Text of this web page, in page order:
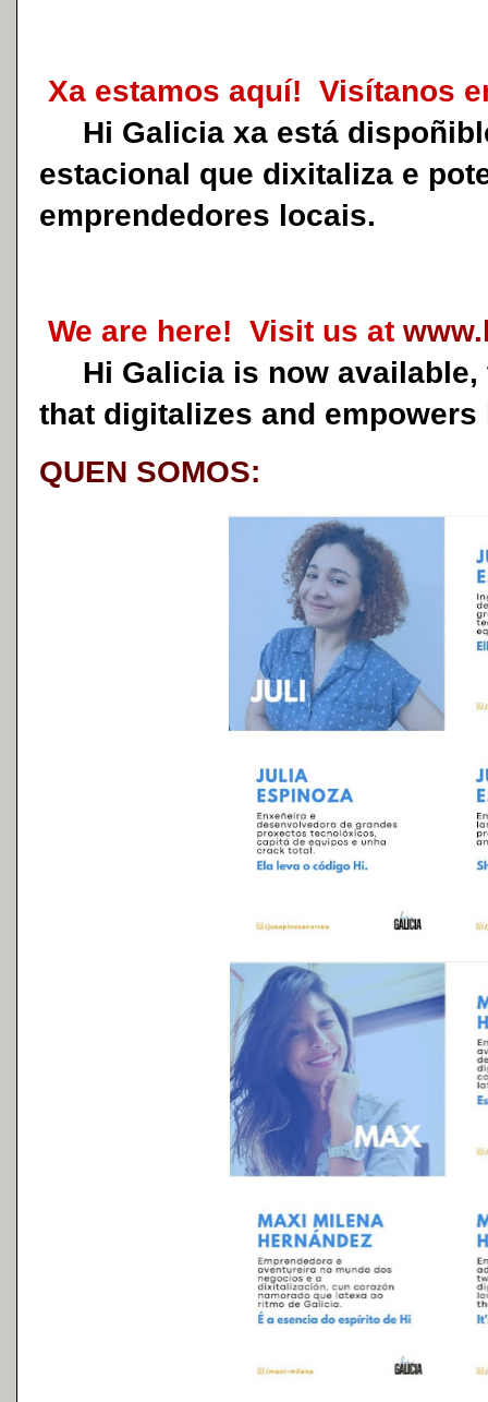
Xa estamos aquí! Visítanos
Hi Galicia xa está
estacional que dixitaliza e
emprendedores locais.
We are here! Visit us at
Hi Galicia is now available,
that digitalizes and
QUEN SOMOS: